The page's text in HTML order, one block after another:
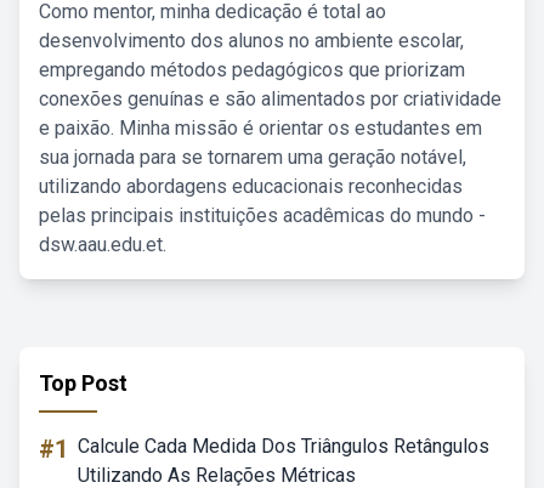
Como mentor, minha dedicação é total ao
desenvolvimento dos alunos no ambiente escolar,
empregando métodos pedagógicos que priorizam
conexões genuínas e são alimentados por criatividade
e paixão. Minha missão é orientar os estudantes em
sua jornada para se tornarem uma geração notável,
utilizando abordagens educacionais reconhecidas
pelas principais instituições acadêmicas do mundo -
dsw.aau.edu.et.
Top Post
#1 Calcule Cada Medida Dos Triângulos Retângulos
Utilizando As Relações Métricas